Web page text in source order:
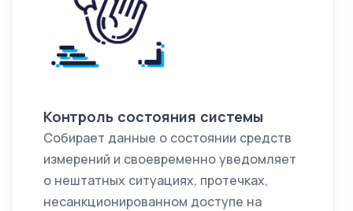
Контроль состояния системы
Собирает данные о состоянии средств
измерений и своевременно уведомляет
о нештатных ситуациях, протечках,
несанкционированном доступе на